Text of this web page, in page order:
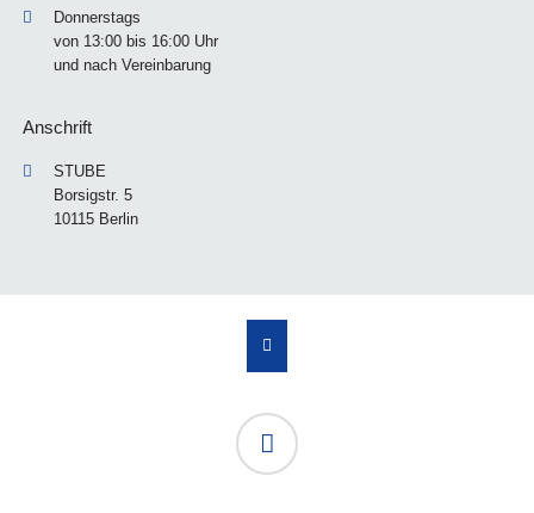
Donnerstags
von 13:00 bis 16:00 Uhr
und nach Vereinbarung
Anschrift
STUBE
Borsigstr. 5
10115 Berlin